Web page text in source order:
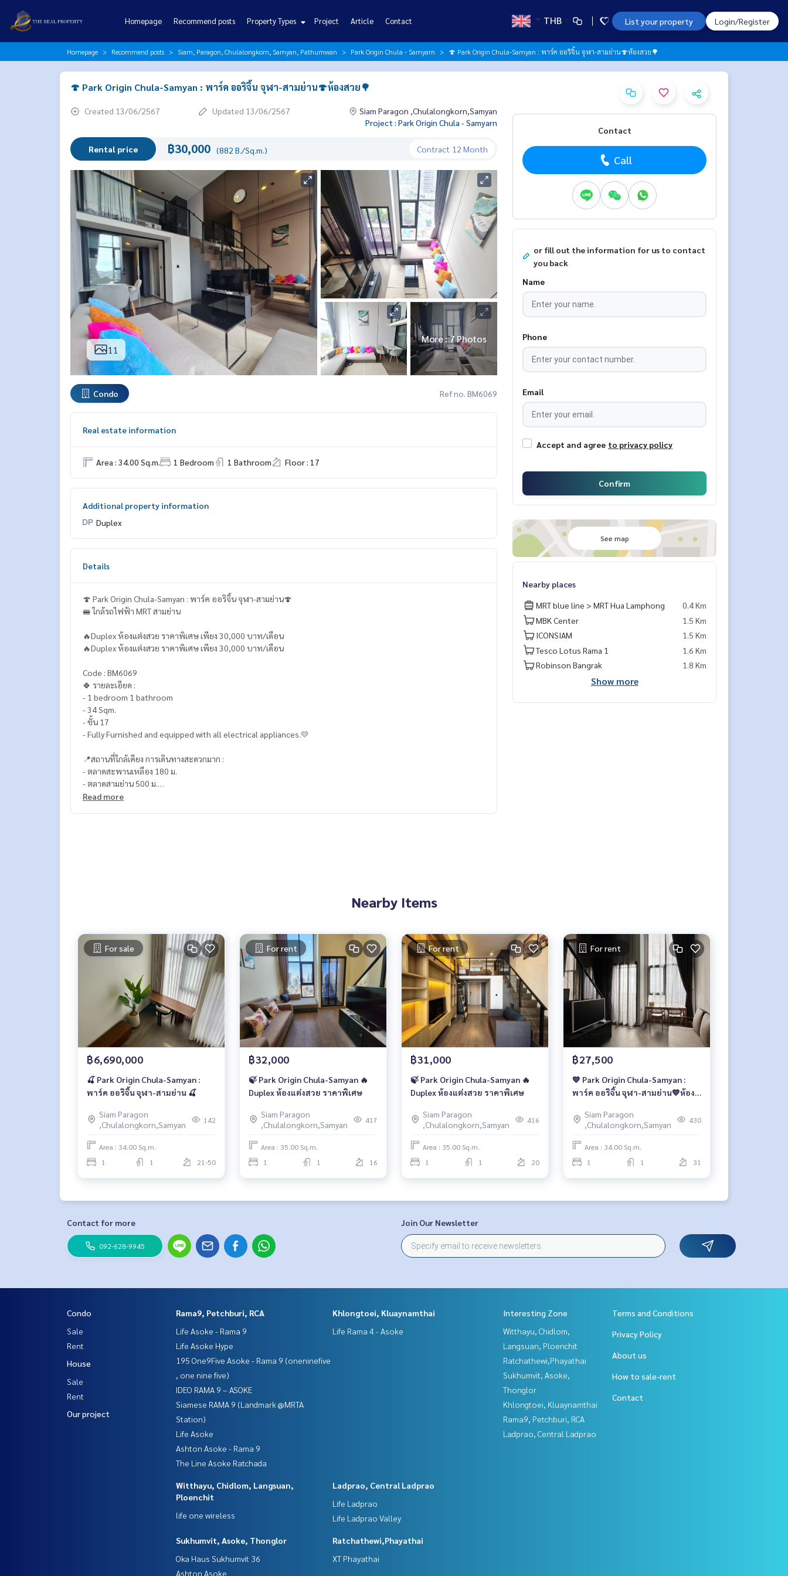
Homepage Recommend posts Property Types Project Article Contact THB List your property Login/Register
Homepage Recommend posts Siam, Paragon, Chulalongkorn, Samyan, Pathumwan Park Origin Chula - Samyarn 🍄 Park Origin Chula-Samyan : พาร์ค ออริจิ้น จุฬา-สามย่าน🍄ห้องสวย🌳
🍄 Park Origin Chula-Samyan : พาร์ค ออริจิ้น จุฬา-สามย่าน🍄ห้องสวย🌳
Created 13/06/2567 Updated 13/06/2567
Siam Paragon ,Chulalongkorn,Samyan
Project : Park Origin Chula - Samyarn
Rental price ฿30,000 (882 B./Sq.m.) Contract 12 Month
11
More : 7 Photos
Condo Ref no. BM6069
Real estate information
Area : 34.00 Sq.m. 1 Bedroom 1 Bathroom Floor : 17
Additional property information
Duplex
Details
🍄 Park Origin Chula-Samyan : พาร์ค ออริจิ้น จุฬา-สามย่าน🍄
🚝 ใกล้รถไฟฟ้า MRT สามย่าน
🔥Duplex ห้องแต่งสวย ราคาพิเศษ เพียง 30,000 บาท/เดือน
🔥Duplex ห้องแต่งสวย ราคาพิเศษ เพียง 30,000 บาท/เดือน
Code : BM6069
🍀 รายละเอียด :
- 1 bedroom 1 bathroom
- 34 Sqm.
- ชั้น 17
- Fully Furnished and equipped with all electrical appliances.💛
📍สถานที่ใกล้เคียง การเดินทางสะดวกมาก :
- ตลาดสะพานเหลือง 180 ม.
- ตลาดสามย่าน 500 ม.
- Zy Walk 900 ม
โทร092-628-9945
Baimint
Call082-269-6289 Mo for EN/TH
#condo #Luxurycondo #ParkOriginChulaSamyan #พาร์คออริจิ้นจุฬาสามย่าน #คอนโดหรู #คอนโดให้เช่า #คอนโดใ
กล้รถไฟฟ้า #คอนโดใกล้bts #คอนโดใกล้mrt
Read more
Contact
Call
or fill out the information for us to contact
you back
Name
Phone
Email
Accept and agree to privacy policy
Confirm
See map
Nearby places
MRT blue line > MRT Hua Lamphong
0.4 Km
MBK Center
1.5 Km
ICONSIAM
1.5 Km
Tesco Lotus Rama 1
1.6 Km
Robinson Bangrak
1.8 Km
Show more
Nearby Items
For sale
฿6,690,000
🍒 Park Origin Chula-Samyan :
พาร์ค ออริจิ้น จุฬา-สามย่าน 🍒
Siam Paragon
,Chulalongkorn,Samyan
142
Area : 34.00 Sq.m.
1
1 21-50
For rent
฿32,000
🍃 Park Origin Chula-Samyan 🔥
Duplex ห้องแต่งสวย ราคาพิเศษ
Siam Paragon
,Chulalongkorn,Samyan
417
Area : 35.00 Sq.m.
1
1 16
For rent
฿31,000
🍃 Park Origin Chula-Samyan 🔥
Duplex ห้องแต่งสวย ราคาพิเศษ
Siam Paragon
,Chulalongkorn,Samyan
416
Area : 35.00 Sq.m.
1
1 20
For rent
฿27,500
💙 Park Origin Chula-Samyan :
พาร์ค ออริจิ้น จุฬา-สามย่าน💙ห้อง
Siam Paragon
,Chulalongkorn,Samyan
430
Area : 34.00 Sq.m.
1
1 31
Contact for more
092-628-9945
Join Our Newsletter
Condo
Sale
Rent
House
Sale
Rent
Our project
Rama9, Petchburi, RCA
Life Asoke - Rama 9
Life Asoke Hype
195 One9Five Asoke - Rama 9 (oneninefive
, one nine five)
IDEO RAMA 9 – ASOKE
Siamese RAMA 9 (Landmark @MRTA
Station)
Life Asoke
Ashton Asoke - Rama 9
The Line Asoke Ratchada
Khlongtoei, Kluaynamthai
Life Rama 4 - Asoke
Witthayu, Chidlom, Langsuan,
Ploenchit
life one wireless
Ladprao, Central Ladprao
Life Ladprao
Life Ladprao Valley
Sukhumvit, Asoke, Thonglor
Oka Haus Sukhumvit 36
Ashton Asoke
Ratchathewi,Phayathai
XT Phayathai
Interesting Zone
Witthayu, Chidlom,
Langsuan, Ploenchit
Ratchathewi,Phayathai
Sukhumvit, Asoke,
Thonglor
Khlongtoei, Kluaynamthai
Rama9, Petchburi, RCA
Ladprao, Central Ladprao
Terms and Conditions
Privacy Policy
About us
How to sale-rent
Contact